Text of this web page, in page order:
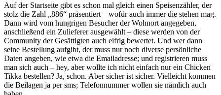
Auf der Startseite gibt es schon mal gleich einen Speisenzähler, der
stolz die Zahl „886“ präsentiert – wofür auch immer die stehen mag.
Dann wird vom hungrigen Besucher der Wohnort angegeben,
anschließend ein Zulieferer ausgewählt – diese werden von der
Community der Gesättigten auch eifrig bewertet. Und wer dann
seine Bestellung aufgibt, der muss nur noch diverse persönliche
Daten angeben, wie etwa die Emailadresse; und registrieren muss
man sich auch – hey, aber wollte ich nicht einfach nur ein Chicken
Tikka bestellen? Ja, schon. Aber sicher ist sicher. Vielleicht kommen
die Beilagen ja per sms; Telefonnummer wollen sie nämlich auch